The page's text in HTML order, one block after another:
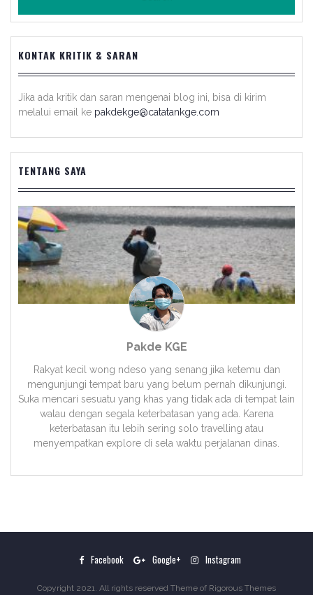
KONTAK KRITIK & SARAN
Jika ada kritik dan saran mengenai blog ini, bisa di kirim
melalui email ke pakdekge@catatankge.com
TENTANG SAYA
Pakde KGE
Rakyat kecil wong ndeso yang senang jika ketemu dan
mengunjungi tempat baru yang belum pernah dikunjungi.
Suka mencari sesuatu yang khas yang tidak ada di tempat lain
walau dengan segala keterbatasan yang ada. Karena
keterbatasan itu lebih sering solo travelling atau
menyempatkan explore di sela waktu perjalanan dinas.
Facebook Google+ Instagram
Copyright 2021. All rights reserved Theme of Rigorous Themes